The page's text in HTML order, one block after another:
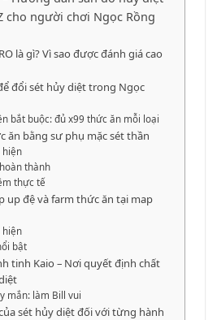
cho người chơi Ngọc Rồng
là gì? Vì sao được đánh giá cao
đổi sét hủy diệt trong Ngọc
bắt buộc: đủ x99 thức ăn mỗi loại
ăn bằng sư phụ mặc sét thần
hiện
thành
thực tế
up đệ và farm thức ăn tại map
hiện
bật
tinh Kaio – Nơi quyết định chất
mắn: làm Bill vui
sét hủy diệt đối với từng hành